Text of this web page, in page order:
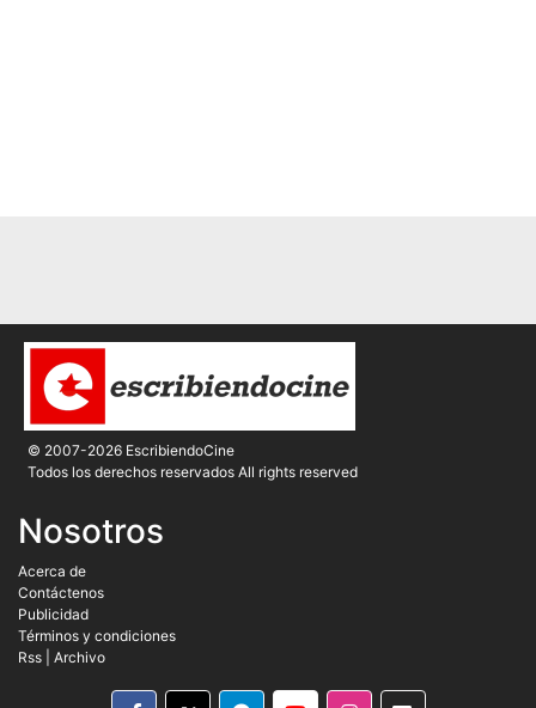
© 2007-2026 EscribiendoCine
Todos los derechos reservados All rights reserved
Nosotros
Acerca de
Contáctenos
Publicidad
Términos y condiciones
Rss
Archivo